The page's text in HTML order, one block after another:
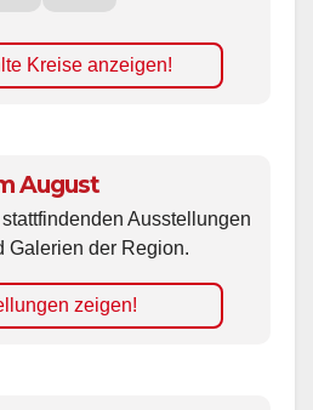
Kreise anzeigen!
August
Ausstellungen
Galerien der Region.
zeigen!